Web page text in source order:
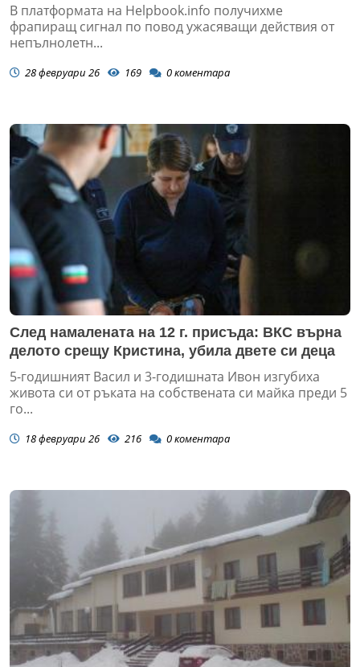
В платформата на Helpbook.info получихме
фрапиращ сигнал по повод ужасяващи действия от
непълнолетн...
28 февруари 26 169 0коментара
След намалената на 12 г. присъда: ВКС върна
делото срещу Кристина, убила двете си деца
5-годишният Васил и 3-годишната Ивон изгубиха
живота си от ръката на собствената си майка преди 5
го...
18 февруари 26 216 0коментара